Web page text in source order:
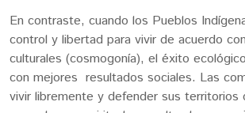
En contraste, cuando los Pueblos
control y libertad para vivir de acuerdo
culturales (cosmogonía), el éxito
con mejores resultados sociales. Las
vivir libremente y defender sus territorios